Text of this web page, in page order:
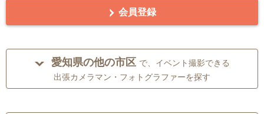
会員登録
愛知県の他の市区 で、イベント撮影できる
出張カメラマン・フォトグラファーを探す